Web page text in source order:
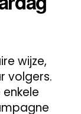
wijze,
volgers.